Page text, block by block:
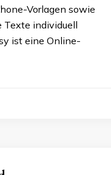
Vorlagen sowie
Texte individuell
ist eine Online-